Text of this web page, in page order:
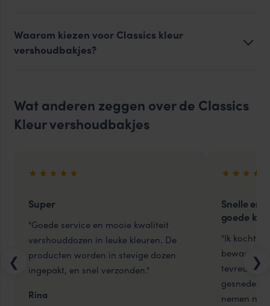
Waarom kiezen voor Classics kleur
vershoudbakjes?
Wat anderen zeggen over de Classics
Kleur vershoudbakjes
❮ ❯
★★★★★
Super
"Goede service en mooie kwaliteit
vershouddozen in leuke kleuren. De
producten worden in stevige dozen
ingepakt, en snel verzonden."
Rina
Snelle en
goede
"Ik kocht
tevreden
gesneden
nemen